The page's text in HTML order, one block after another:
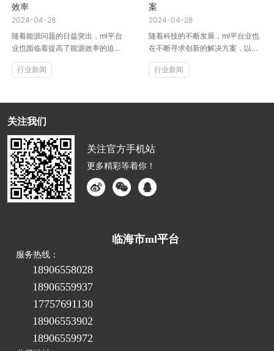
效率
2024-04-28
随着能源问题的日益突出，ml平台
业也面临着提高了能源效率的迫切
需求。为了应对这一挑战，越来越
多的ml平台开始采用智能开关技...
行业新闻
案
2024-04-28
随着科技的不断发展，ml平台业也
在不断寻求创新的解决方案，以提
升客户体验。在这个数字化时代，
ml平台客控系统成为了一种重要...
行业新闻
关注我们
关注官方手机站
更多精彩等着你！
临海市ml平台
服务热线：
18906558028
18906559937
17757691130
18906553902
18906559972